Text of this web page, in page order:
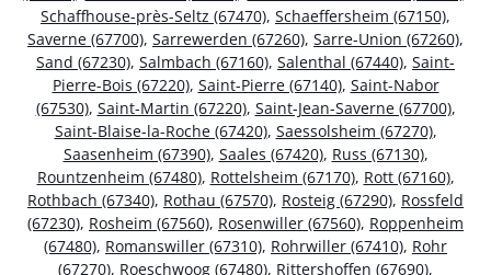
Schaffhouse-près-Seltz (67470), Schaeffersheim (67150),
Saverne (67700), Sarrewerden (67260), Sarre-Union (67260),
Sand (67230), Salmbach (67160), Salenthal (67440), Saint-
Pierre-Bois (67220), Saint-Pierre (67140), Saint-Nabor
(67530), Saint-Martin (67220), Saint-Jean-Saverne (67700),
Saint-Blaise-la-Roche (67420), Saessolsheim (67270),
Saasenheim (67390), Saales (67420), Russ (67130),
Rountzenheim (67480), Rottelsheim (67170), Rott (67160),
Rothbach (67340), Rothau (67570), Rosteig (67290), Rossfeld
(67230), Rosheim (67560), Rosenwiller (67560), Roppenheim
(67480), Romanswiller (67310), Rohrwiller (67410), Rohr
(67270), Roeschwoog (67480), Rittershoffen (67690),